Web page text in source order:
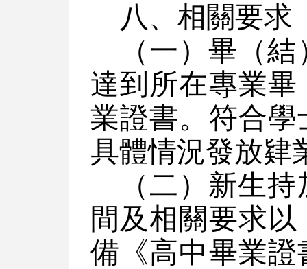
八、相關要求
（一）畢（
達到所在專業
業證書。符合
具體情況發放肄
（二）新生
間及相關要求
備《高中畢業